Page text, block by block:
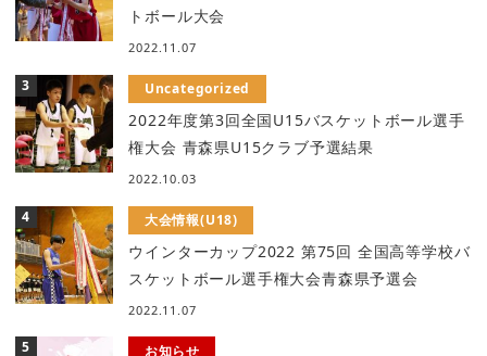
トボール大会
2022.11.07
Uncategorized
2022年度第3回全国U15バスケットボール選手
権大会 青森県U15クラブ予選結果
2022.10.03
大会情報(U18)
ウインターカップ2022 第75回 全国高等学校バ
スケットボール選手権大会青森県予選会
2022.11.07
お知らせ